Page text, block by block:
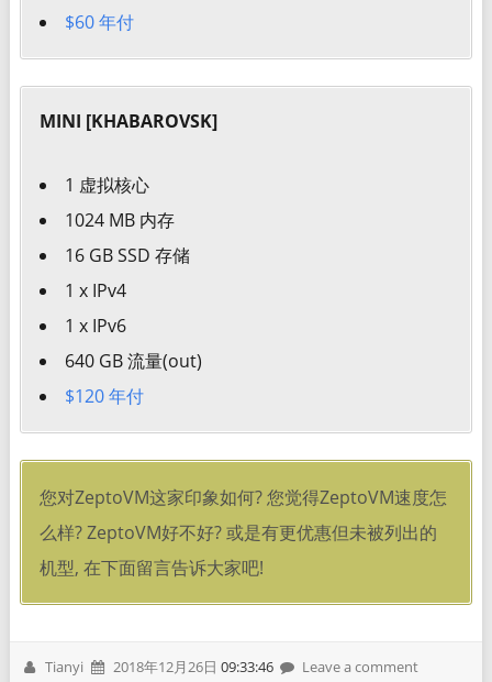
$60 年付
MINI [KHABAROVSK]
1 虚拟核心
1024 MB 内存
16 GB SSD 存储
1 x IPv4
1 x IPv6
640 GB 流量(out)
$120 年付
您对ZeptoVM这家印象如何? 您觉得ZeptoVM速度怎
么样? ZeptoVM好不好? 或是有更优惠但未被列出的
机型, 在下面留言告诉大家吧!
Tianyi 2018年12月26日 09:33:46 Leave a comment